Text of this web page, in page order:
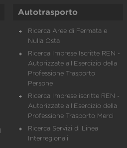
Autotrasporto
Ricerca Aree di Fermata e
Nulla Osta
Ricerca Imprese Iscritte REN -
Autorizzate all'Esercizio della
Professione Trasporto
Persone
Ricerca Imprese iscritte REN -
Autorizzate all'Esercizio della
Professione Trasporto Merci
Ricerca Servizi di Linea
Interregionali